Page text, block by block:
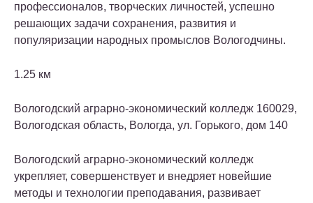
профессионалов, творческих личностей, успешно
решающих задачи сохранения, развития и
популяризации народных промыслов Вологодчины.
1.25 км
Вологодский аграрно-экономический колледж 160029,
Вологодская область, Вологда, ул. Горького, дом 140
Вологодский аграрно-экономический колледж
укрепляет, совершенствует и внедряет новейшие
методы и технологии преподавания, развивает